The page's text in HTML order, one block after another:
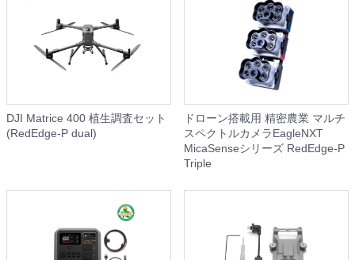
DJI Matrice 400 植生調査セット
(RedEdge-P dual)
ドローン搭載用 精密農業 マルチ
スペクトルカメラEagleNXT
MicaSenseシリーズ RedEdge-P
Triple